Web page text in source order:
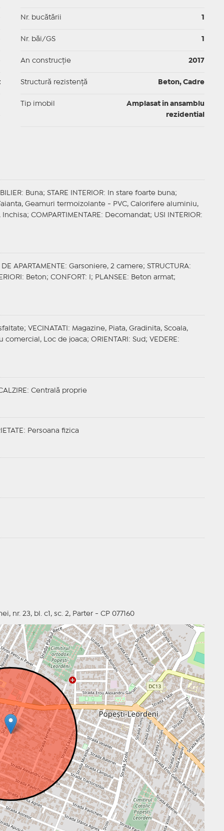
Nr. bucătării
Nr. băi/GS
An construcție 2017
Structură rezistență Beton, Cadre
Tip imobil
Amplasat in ansamblu
rezidential
: Buna; STARE INTERIOR: In stare foarte buna;
Geamuri termoizolante - PVC, Calorifere aluminiu,
Inchisa; COMPARTIMENTARE : Decomandat; USI INTERIOR:
APARTAMENTE : Garsoniere, 2 camere; STRUCTURA:
: Beton; CONFORT : I; PLANSEE : Beton armat;
VECINATATI
: Magazine, Piata, Gradinita, Scoala,
comercial, Loc de joaca; ORIENTARI : Sud; VEDERE :
: Centrală proprie
: Persoana fizica
nr. 23, bl. c1, sc. 2, Parter - CP 077160